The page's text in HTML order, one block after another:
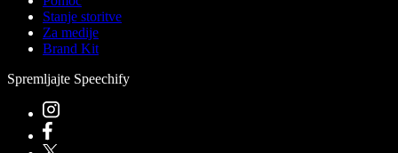
Stanje storitve
Za medije
Brand Kit
Spremljajte Speechify